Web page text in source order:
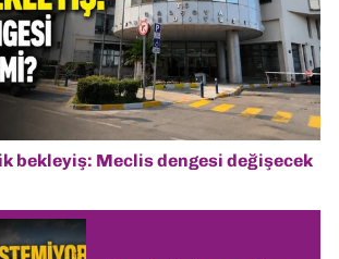
bekleyiş: Meclis dengesi değişecek